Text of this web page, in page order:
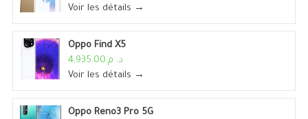
Voir les détails →
Oppo Find X5
د. م.4,935.00
Voir les détails →
Oppo Reno3 Pro 5G